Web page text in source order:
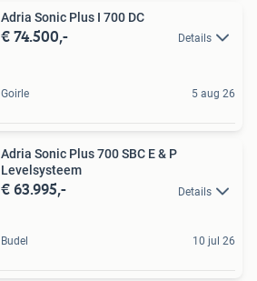
Adria Sonic Plus I 700 DC
€ 74.500,- Details
Goirle 5 aug 26
Adria Sonic Plus 700 SBC E & P
Levelsysteem
€ 63.995,- Details
Budel 10 jul 26